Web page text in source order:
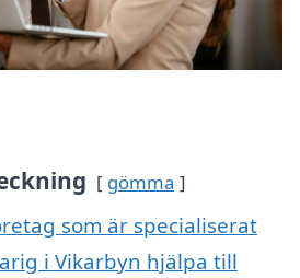
gömma
som är specialiserat
i Vikarbyn hjälpa till